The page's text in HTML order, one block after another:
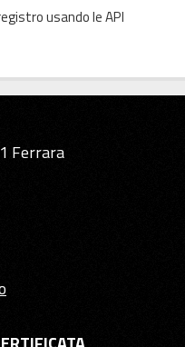
usando leAPI
Ferrara